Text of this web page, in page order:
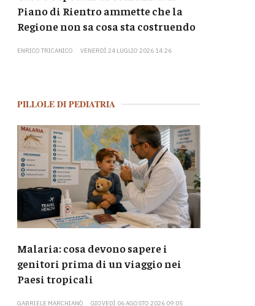
Piano di Rientro ammette che la
Regione non sa cosa sta costruendo
ENRICO TRICANICO VENERDÌ 24 LUGLIO 2026 14:26
PILLOLE DI PEDIATRIA
Malaria: cosa devono sapere i
genitori prima di un viaggio nei
Paesi tropicali
GABRIELE MARCHIANÒ GIOVEDÌ 06 AGOSTO 2026 09:05